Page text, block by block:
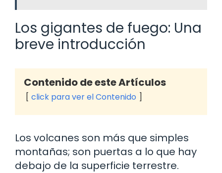
Los gigantes de fuego: Una
breve introducción
Contenido de este Artículos
click para ver el Contenido
Los volcanes son más que simples
montañas; son puertas a lo que hay
debajo de la superficie terrestre.